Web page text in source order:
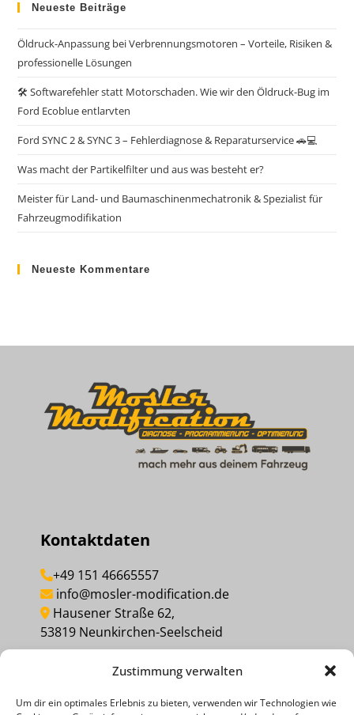
Zustimmung verwalten
Um dir ein optimales Erlebnis zu bieten, verwenden wir Technologien wie
Neueste Beiträge
Öldruck-Anpassung bei Verbrennungsmotoren – Vorteile, Risiken &
professionelle Lösungen
🛠️ Softwarefehler statt Motorschaden. Wie wir den Öldruck-Bug im
Ford Ecoblue entlarvten
Ford SYNC 2 & SYNC 3 – Fehlerdiagnose & Reparaturservice 🚗💻
Was macht der Partikelfilter und aus was besteht er?
Meister für Land- und Baumaschinenmechatronik & Spezialist für
Fahrzeugmodifikation
Neueste Kommentare
Kontaktdaten
+49 151 46665557
info@mosler-modification.de
Hausener Straße 62,
53819 Neunkirchen-Seelscheid
MEINEN KAUF WIDERRUFEN